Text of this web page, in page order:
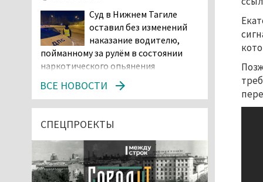
Суд в Нижнем Тагиле
оставил без изменений
наказание водителю,
пойманному за рулём в состоянии
наркотического опьянения
ДТП под Екатеринбургом
Тагильские спасатели
проникли в квартиру
через балкон, чтобы
ВСЕ НОВОСТИ
СПЕЦПРОЕКТЫ